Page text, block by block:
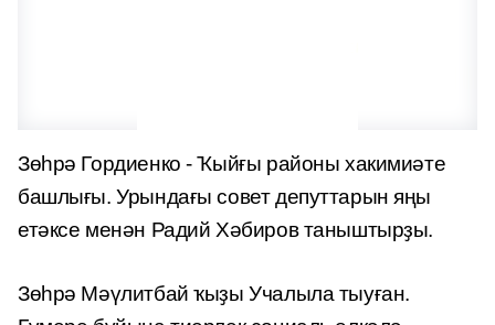
Зөһрә Гордиенко - Ҡыйғы районы хакимиәте
башлығы. Урындағы совет депуттарын яңы
етәксе менән Радий Хәбиров таныштырҙы.
Зөһрә Мәүлитбай ҡыҙы Учалыла тыуған.